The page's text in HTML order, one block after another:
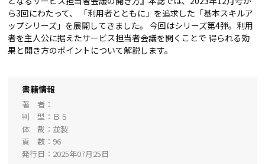
ら3回にわたって、 「利用者とともに」を追求した「基本スキルア
ップシリーズ」を展開してきました。 今回はシリーズ第4弾。利用
者を主人公に据えたサービス担当者会議を開くことで 得られる効
果と開き方のポイントについて解説します。
書籍情報
著 者
判 型
Ｂ５
体 裁
並製
頁 数
96
発行日
2025年07月25日